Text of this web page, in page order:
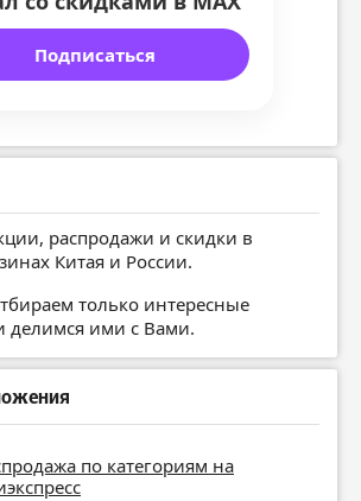
Подписаться
распродажи и скидки в
Китая и России.
только интересные
делимся ими с Вами.
по категориям на